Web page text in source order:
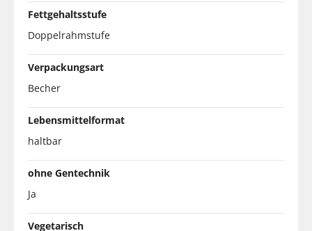
Fettgehaltsstufe
Doppelrahmstufe
Verpackungsart
Becher
Lebensmittelformat
haltbar
ohne Gentechnik
Ja
Vegetarisch